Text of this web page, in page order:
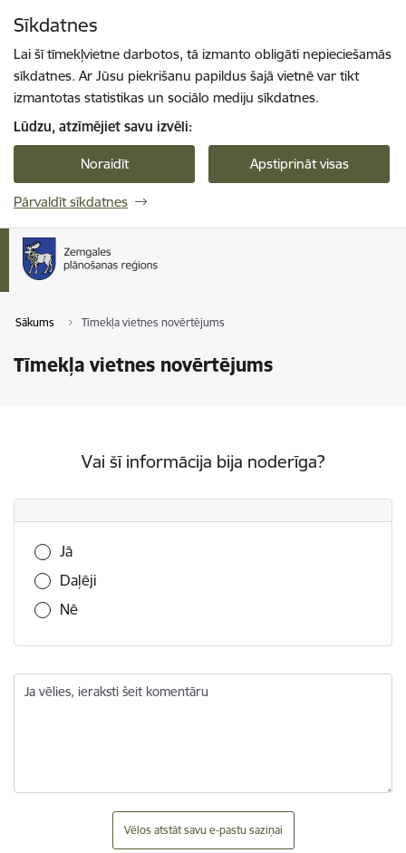
Sīkdatnes
Lai šī tīmekļvietne darbotos, tā izmanto obligāti nepieciešamās
sīkdatnes. Ar Jūsu piekrišanu papildus šajā vietnē var tikt
izmantotas statistikas un sociālo mediju sīkdatnes.
Lūdzu, atzīmējiet savu izvēli:
Noraidīt Apstiprināt visas
Pārvaldīt sīkdatnes
Sākums Tīmekļa vietnes novērtējums
Tīmekļa vietnes novērtējums
Vai šī informācija bija noderīga?
Vai šī informācija bija noderīga?
Jā
Daļēji
Nē
Ja vēlies, ieraksti šeit komentāru
Vēlos atstāt savu e-pastu saziņai